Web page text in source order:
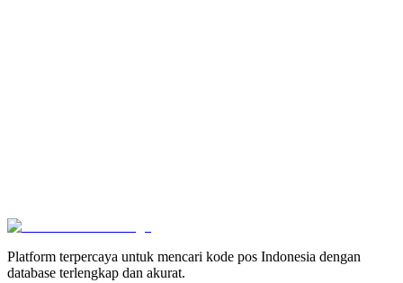
Platform terpercaya untuk mencari kode pos Indonesia dengan
database terlengkap dan akurat.